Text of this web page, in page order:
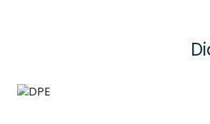
L'agence de Villars se tient à